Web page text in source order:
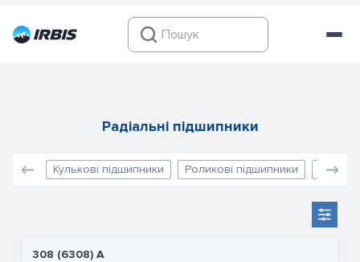
Радіальні підшипники
Кулькові підшипники Роликові підшипники
308 (6308) A